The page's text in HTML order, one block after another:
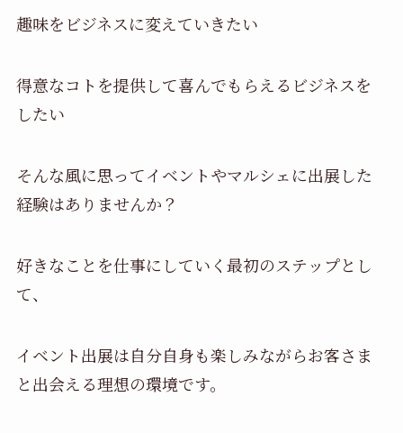
趣味をビジネスに変えていきたい
得意なコトを提供して喜んでもらえるビジネスを
したい
そんな風に思ってイベントやマルシェに出展した
経験はありませんか？
好きなことを仕事にしていく最初のステップとし
て、
イベント出展は自分自身も楽しみながらお客さま
と出会える理想の環境です。